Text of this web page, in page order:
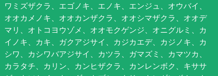
ワミズザクラ、エゴノキ、エノキ、エンジュ、オウバイ、
オオカメノキ、オオカンザクラ、オオシマザクラ、オオデ
マリ、オトコヨウゾメ、オオモクゲンジ、オニグルミ、カ
イノキ、カキ、ガクアジサイ、カジカエデ、カジノキ、カ
シワ、カシワバアジサイ、カツラ、ガマズミ、カマツカ、
カラタチ、カリン、カンヒザクラ、カンレンボク、キササ